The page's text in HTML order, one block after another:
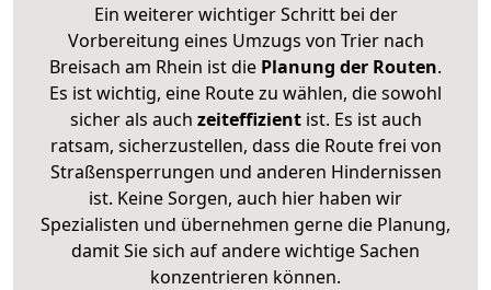
Ein weiterer wichtiger Schritt bei der
Vorbereitung eines Umzugs von Trier nach
Breisach am Rhein ist die Planung der Routen.
Es ist wichtig, eine Route zu wählen, die sowohl
sicher als auch zeiteffizientist. Es ist auch
ratsam, sicherzustellen, dass die Route frei von
Straßensperrungen und anderen Hindernissen
ist. Keine Sorgen, auch hier haben wir
Spezialisten und übernehmen gerne die Planung,
damit Sie sich auf andere wichtige Sachen
konzentrieren können.